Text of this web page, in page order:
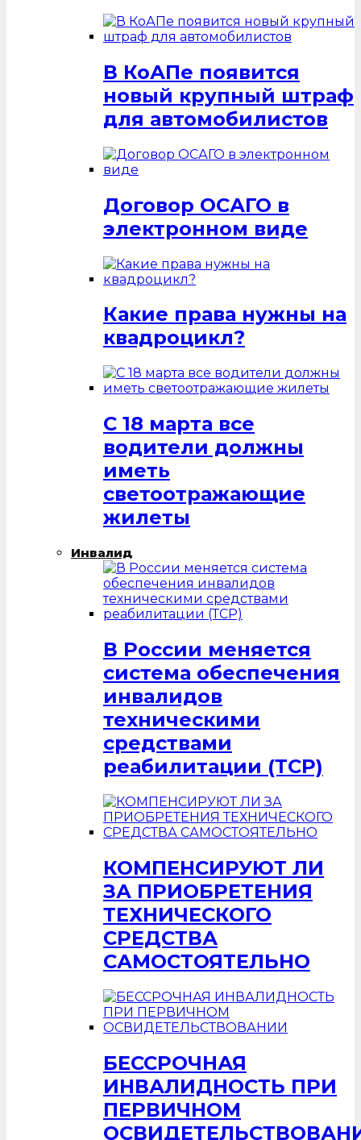
В КоАПе появится
новый крупный штраф
для автомобилистов
Договор ОСАГО в
электронном виде
Какие права нужны на
квадроцикл?
С 18 марта все
водители должны
иметь
светоотражающие
жилеты
Инвалид
В России меняется
система обеспечения
инвалидов
техническими
средствами
реабилитации (ТСР)
КОМПЕНСИРУЮТ ЛИ
ЗА ПРИОБРЕТЕНИЯ
ТЕХНИЧЕСКОГО
СРЕДСТВА
САМОСТОЯТЕЛЬНО
БЕССРОЧНАЯ
ИНВАЛИДНОСТЬ ПРИ
ПЕРВИЧНОМ